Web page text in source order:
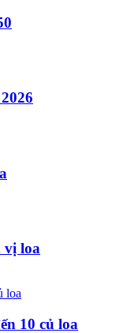
vị loa
10 củ loa